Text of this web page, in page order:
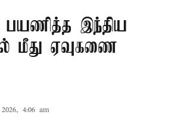
பயணித்த இந்திய
மீது ஏவுகணை
4:06 am